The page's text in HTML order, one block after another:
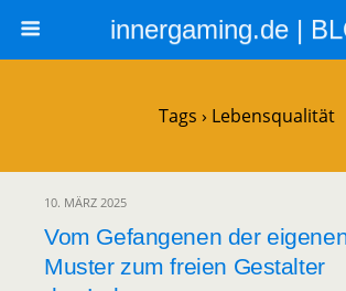
innergaming.de |
Tags › Lebensqualität
10. MÄRZ 2025
Vom Gefangenen der
Muster zum freien Gestalter